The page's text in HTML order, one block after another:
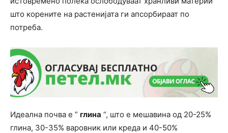
што корените на растенијата ги апсорбираат по
потреба.
Идеална почва е ” глина “, што е мешавина од 20-25%
глина, 30-35% варовник или креда и 40-50%